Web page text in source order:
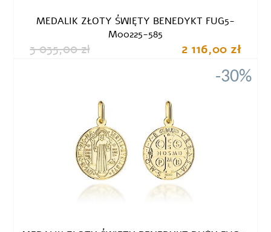
MEDALIK ZŁOTY ŚWIĘTY BENEDYKT FUG5-
M00225-585
3 035,00 zł 2 116,00 zł
-30%